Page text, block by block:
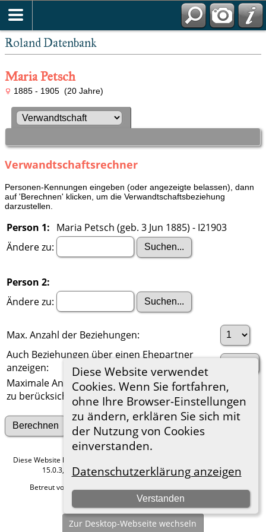
Roland Datenbank
Diese Website verwendet
Cookies. Wenn Sie fortfahren,
ohne Ihre Browser-Einstellungen
zu ändern, erklären Sie sich mit
der Nutzung von Cookies
einverstanden.
Datenschutzerklärung anzeigen
Verstanden
Maria Petsch
1885 - 1905 (20 Jahre)
Verwandtschaftsrechner
Personen-Kennungen eingeben (oder angezeigte belassen), dann
auf 'Berechnen' klicken, um die Verwandtschaftsbeziehung
darzustellen.
Person 1: Maria Petsch (geb. 3 Jun 1885) - I21903
Ändere zu:
Person 2:
Ändere zu:
Max. Anzahl der Beziehungen:
Auch Beziehungen über einen Ehepartner
anzeigen:
Maximale Anzahl der
zu berücksichtigenden Generationen:
Suche nach anderen Verbindungen
Diese Website läuft mit
15.0.3, programmiert von Darrin Lythgoe © 2001-2026.
Betreut von
Hier geht es zum Impressum
Zur Desktop-Webseite wechseln